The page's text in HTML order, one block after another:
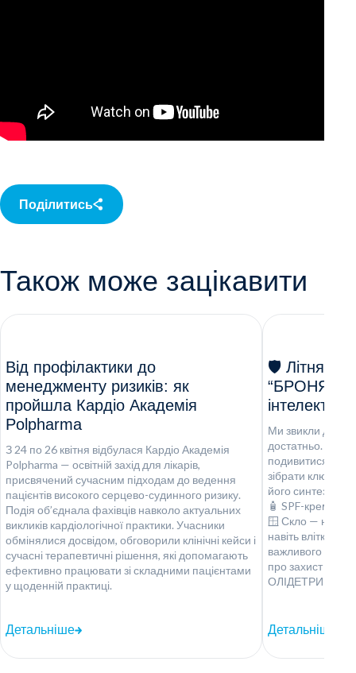
Поділитись
Також може зацікавити
Від профілактики до
менеджменту ризиків: як
пройшла Кардіо Академія
Polpharma
З 24 по 26 квітня відбулася Кардіо Академія
Polpharma — освітній захід для лікарів,
присвячений сучасним підходам до ведення
пацієнтів високого серцево-судинного ризику.
Подія об’єднала фахівців навколо актуальних
викликів кардіологічної практики. Учасники
обмінялися досвідом, обговорили клінічні кейси і
сучасні терапевтичні рішення, які допомагають
ефективно працювати зі складними пацієнтами
у щоденній практиці.
Детальніше
🛡️ Літня
“БРОНЯ” —
інтелектом
Ми звикли
достатньо. Але
подивитися на
зібрати ключові
його синтез: ☀️
🧴 SPF-креми —
🪟 Скло — не
навіть влітку
важливого
про захист там,
ОЛІДЕТРИМ -
Детальніше